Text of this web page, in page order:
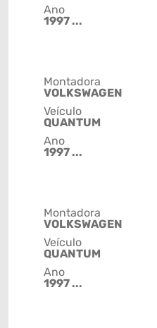
Ano
1997 ...
Montadora
VOLKSWAGEN
Veículo
QUANTUM
Ano
1997 ...
Montadora
VOLKSWAGEN
Veículo
QUANTUM
Ano
1997 ...